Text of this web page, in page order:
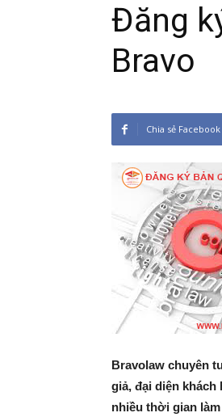
Đăng
Bravo
Chia sẻ Facebook
Bravolaw chuyên
giả, đại diện
nhiều thời gian